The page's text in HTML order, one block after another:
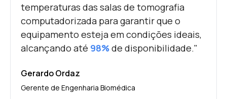
temperaturas das salas de tomografia
computadorizada para garantir que o
equipamento esteja em condições ideais,
alcançando até 98%de disponibilidade."
Gerardo Ordaz
Gerente de Engenharia Biomédica